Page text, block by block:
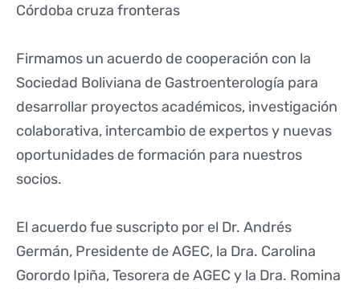
Córdoba cruza fronteras
Firmamos un acuerdo de cooperación con la
Sociedad Boliviana de Gastroenterología para
desarrollar proyectos académicos, investigación
colaborativa, intercambio de expertos y nuevas
oportunidades de formación para nuestros
socios.
El acuerdo fue suscripto por el Dr. Andrés
Germán, Presidente de AGEC, la Dra. Carolina
Gorordo Ipiña, Tesorera de AGEC y la Dra. Romina